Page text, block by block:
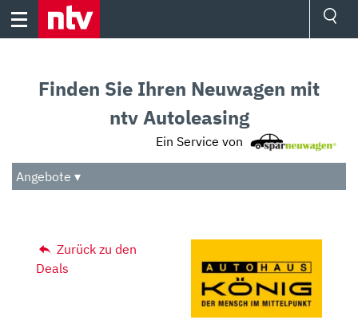
Skip
Audio
Das Beste
Finden Sie Ihren Neuwagen mit
ntv Autoleasing
Ein Service von
Angebote ▾
Zurück zu den
Deals